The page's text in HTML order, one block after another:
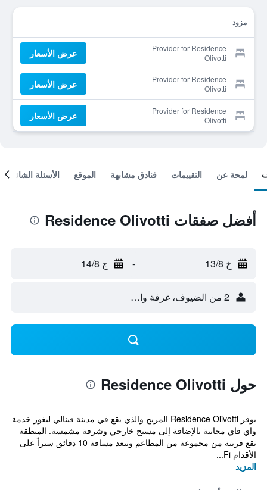
مزود
Provider for Residence
Olivotti
عرض الأسعار
Provider for Residence
Olivotti
عرض الأسعار
Provider for Residence
Olivotti
عرض الأسعار
لمحة عن التقييمات فنادق مشابهة الموقع الأسئلة الشائعة
أفضل صفقات Residence Olivotti
خ 13/8 - ج 14/8
2 من الضيوف، غرفة واحدة
حول Residence Olivotti
يوفر Residence Olivotti المريح والذي يقع في مدينة فينالي ليغور خدمة
واي فاي مجانية بالإضافة إلى مسبح خارجي وشرفة مشمسة. المنطقة
تقع قريبة من مجموعة من المطاعم وتبعد مسافة 10 دقائق سيراً على
الأقدام Fi...
المزيد